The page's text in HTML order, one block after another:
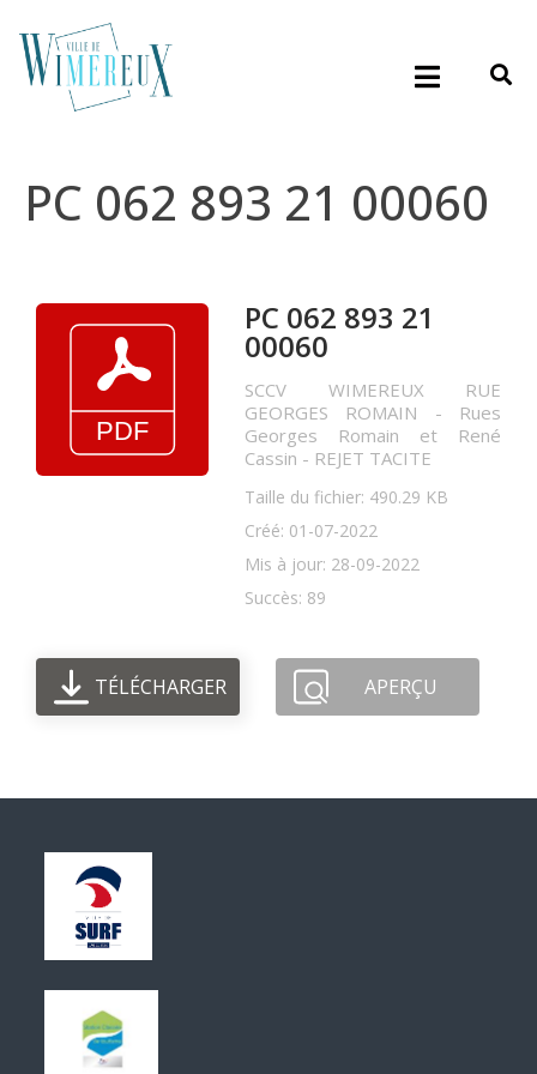
PC 062 893 21 00060
PC 062 893 21
00060
SCCV WIMEREUX RUE
GEORGES ROMAIN - Rues
Georges Romain et René
Cassin - REJET TACITE
Taille du fichier: 490.29 KB
Créé: 01-07-2022
Mis à jour: 28-09-2022
Succès: 89
TÉLÉCHARGER APERÇU